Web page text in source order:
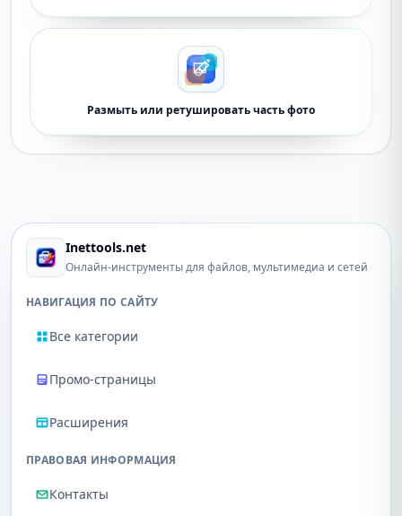
Размыть или ретушировать часть фото
Inettools.net
Онлайн-инструменты для файлов, мультимедиа и сетей
НАВИГАЦИЯ ПО САЙТУ
Все категории
Промо-страницы
Расширения
ПРАВОВАЯ ИНФОРМАЦИЯ
Контакты